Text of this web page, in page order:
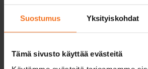
Suostumus Yksityiskohdat
Tämä sivusto käyttää evästeitä
Kaksi (2) ajotuntia autokoulun mopolla.